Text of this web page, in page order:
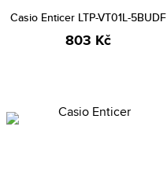
Casio Enticer LTP-VT01L-5BUDF
803 Kč